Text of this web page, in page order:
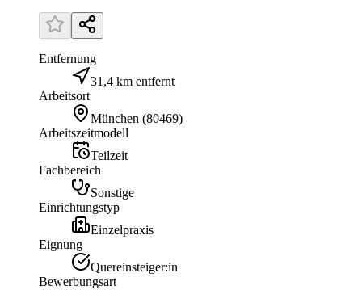
Entfernung
31,4 km entfernt
Arbeitsort
München (80469)
Arbeitszeitmodell
Teilzeit
Fachbereich
Sonstige
Einrichtungstyp
Einzelpraxis
Eignung
Quereinsteiger:in
Bewerbungsart